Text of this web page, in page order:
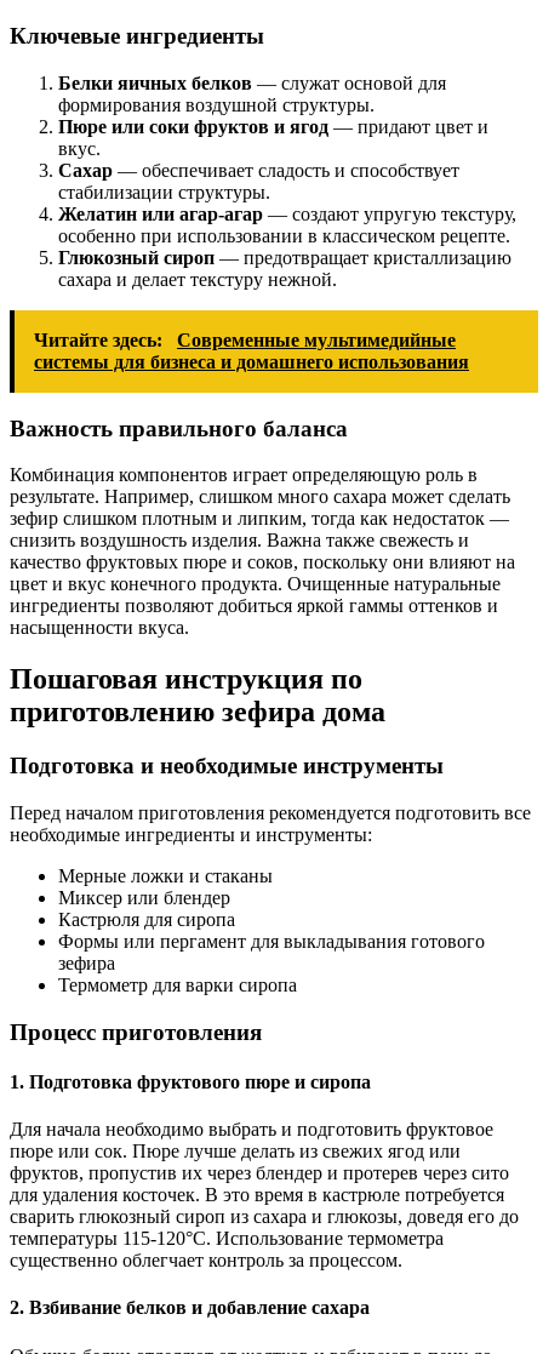
Ключевые ингредиенты
Белки яичных белков — служат основой для
формирования воздушной структуры.
Пюре или соки фруктов и ягод — придают цвет и
вкус.
Сахар — обеспечивает сладость и способствует
стабилизации структуры.
Желатин или агар-агар — создают упругую текстуру,
особенно при использовании в классическом рецепте.
Глюкозный сироп — предотвращает кристаллизацию
сахара и делает текстуру нежной.
Читайте здесь:
Современные мультимедийные
системы для бизнеса и домашнего использования
Важность правильного баланса
Комбинация компонентов играет определяющую роль в
результате. Например, слишком много сахара может сделать
зефир слишком плотным и липким, тогда как недостаток —
снизить воздушность изделия. Важна также свежесть и
качество фруктовых пюре и соков, поскольку они влияют на
цвет и вкус конечного продукта. Очищенные натуральные
ингредиенты позволяют добиться яркой гаммы оттенков и
насыщенности вкуса.
Пошаговая инструкция по
приготовлению зефира дома
Подготовка и необходимые инструменты
Перед началом приготовления рекомендуется подготовить все
необходимые ингредиенты и инструменты:
Мерные ложки и стаканы
Миксер или блендер
Кастрюля для сиропа
Формы или пергамент для выкладывания готового
зефира
Термометр для варки сиропа
Процесс приготовления
1. Подготовка фруктового пюре и сиропа
Для начала необходимо выбрать и подготовить фруктовое
пюре или сок. Пюре лучше делать из свежих ягод или
фруктов, пропустив их через блендер и протерев через сито
для удаления косточек. В это время в кастрюле потребуется
сварить глюкозный сироп из сахара и глюкозы, доведя его до
температуры 115-120°C. Использование термометра
существенно облегчает контроль за процессом.
2. Взбивание белков и добавление сахара